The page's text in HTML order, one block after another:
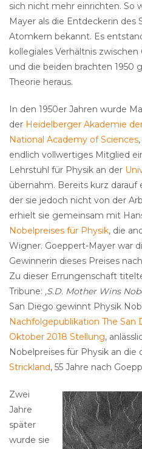
sich nicht mehr einrichten. So
Mayer als die Entdeckerin des
Atomkern bekannt. Es
kollegiales Verhältnis
und die beiden brachten 1950
Theorie heraus.
In den 1950er Jahren wurde
der Heidelberger Akademie
National Academy of Sciences
endlich vollwertiges Mitglied
Lehrstuhl für Physik an der
übernahm. Bereits kurz darauf
der sie jedoch nicht von der
erhielt sie gemeinsam mit
Nobelpreises für Physik, die
Wigner. Goeppert-Mayer war
Gewinnerin dieses Preises nach
Zu dieser Errungenschaft
Tribune: ‚S.D. Mother Wins
San Diego gewinnt Physik
Nachfolgepublikation The San
Oktober 2018 Stellung,
Nobelpreises für Physik an die
Strickland, 55 Jahre nach
Zwei
Jahre
später
wurde sie